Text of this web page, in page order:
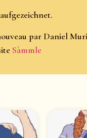
par Daniel
Sàmmle